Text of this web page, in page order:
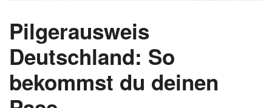
Pilgerausweis
Deutschland: So
bekommst du deinen